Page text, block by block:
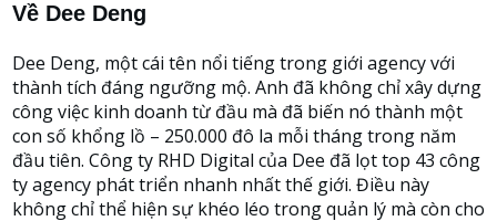
Về Dee Deng
Dee Deng, một cái tên nổi tiếng trong giới agency với
thành tích đáng ngưỡng mộ. Anh đã không chỉ xây dựng
công việc kinh doanh từ đầu mà đã biến nó thành một
con số khổng lồ – 250.000 đô la mỗi tháng trong năm
đầu tiên. Công ty RHD Digital của Dee đã lọt top 43 công
ty agency phát triển nhanh nhất thế giới. Điều này
không chỉ thể hiện sự khéo léo trong quản lý mà còn cho